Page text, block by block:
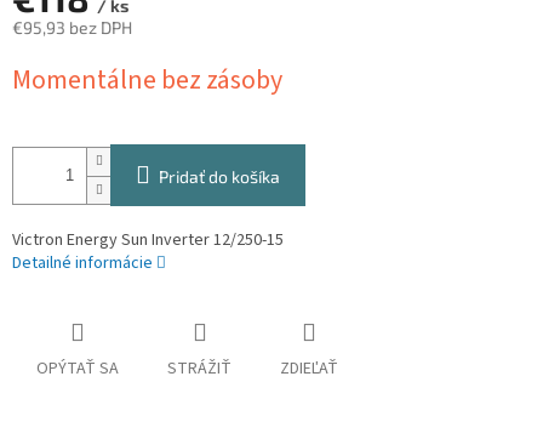
/ ks
€95,93 bez DPH
cena:
Momentálne bez zásoby
Pridať do košíka
Victron Energy Sun Inverter 12/250-15
Detailné informácie
OPÝTAŤ SA STRÁŽIŤ ZDIEĽAŤ